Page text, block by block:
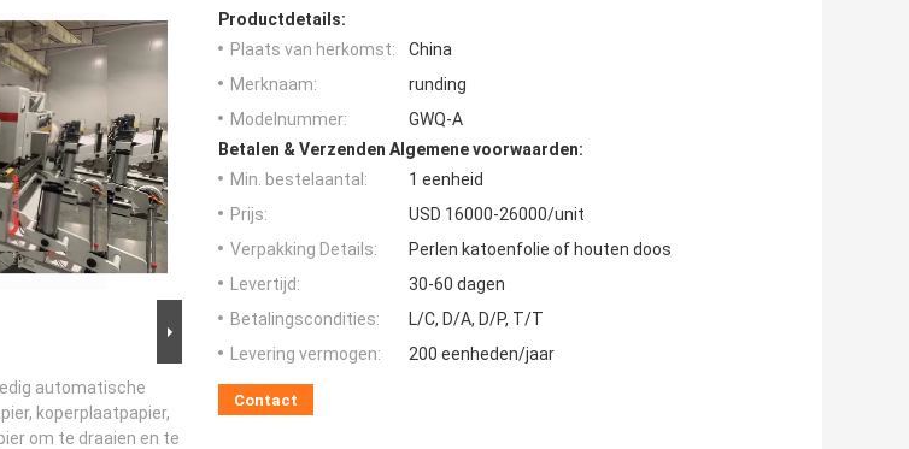
automatische
koperplaatpapier,
om te draaien en te
Productdetails:
Plaats van herkomst:
China
Merknaam:
runding
Modelnummer:
GWQ-A
Betalen & Verzenden Algemene voorwaarden:
Min. bestelaantal:
1 eenheid
Prijs:
USD 16000-26000/unit
Verpakking Details:
Perlen katoenfolie of houten doos
Levertijd:
30-60 dagen
Betalingscondities:
L/C, D/A, D/P, T/T
Levering vermogen:
200 eenheden/jaar
Contact